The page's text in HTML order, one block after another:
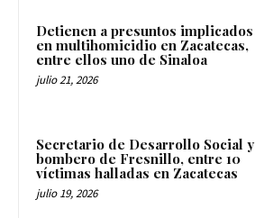
Detienen a presuntos implicados
en multihomicidio en Zacatecas,
entre ellos uno de Sinaloa
julio 21, 2026
Secretario de Desarrollo Social y
bombero de Fresnillo, entre 10
víctimas halladas en Zacatecas
julio 19, 2026